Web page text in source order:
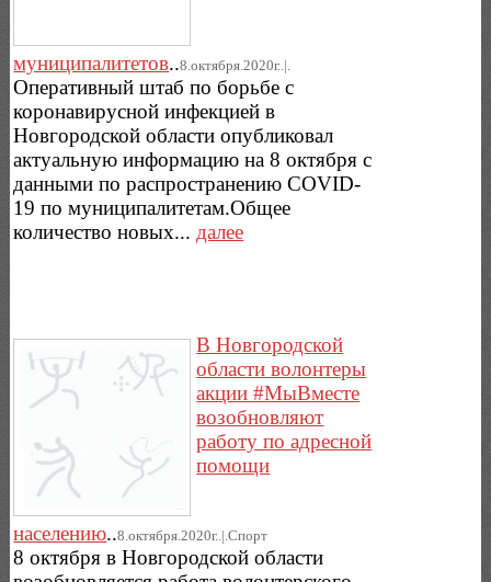
муниципалитетов..8.октября.2020г..|.
Оперативный штаб по борьбе с
коронавирусной инфекцией в
Новгородской области опубликовал
актуальную информацию на 8 октября с
данными по распространению COVID-
19 по муниципалитетам.Общее
количество новых... далее
В Новгородской
области волонтеры
акции #МыВместе
возобновляют
работу по адресной
помощи
населению..8.октября.2020г..|.Спорт
8 октября в Новгородской области